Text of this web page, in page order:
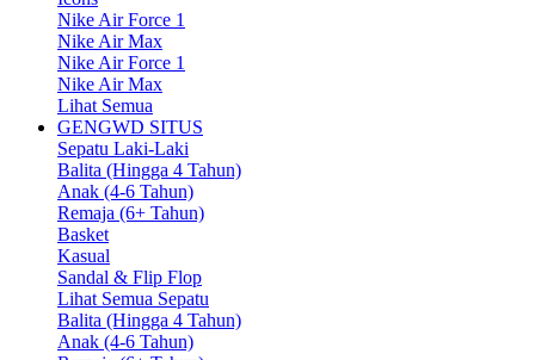
Nike Air Force 1
Nike Air Max
Nike Air Force 1
Nike Air Max
Lihat Semua
GENGWD SITUS
Sepatu Laki-Laki
Balita (Hingga 4 Tahun)
Anak (4-6 Tahun)
Remaja (6+ Tahun)
Basket
Kasual
Sandal & Flip Flop
Lihat Semua Sepatu
Balita (Hingga 4 Tahun)
Anak (4-6 Tahun)